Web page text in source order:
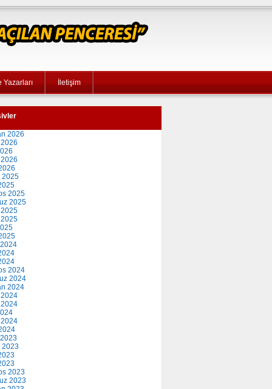
Yazarları İletişim
2026
2026
2025
2025
2025
2025
2024
2024
2024
2024
2023
2023
2023